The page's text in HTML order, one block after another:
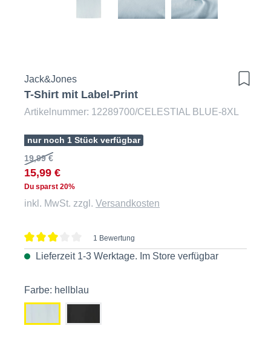
Jack&Jones
T-Shirt mit Label-Print
Artikelnummer: 12289700/CELESTIAL BLUE-8XL
nur noch 1 Stück verfügbar
19,99 €
15,99 €
Du sparst 20%
inkl. MwSt. zzgl. Versandkosten
Durchschnittliche Bewertung von 3 von 5 Sternen
1 Bewertung
Lieferzeit 1-3 Werktage. Im Store verfügbar
Farbe: hellblau